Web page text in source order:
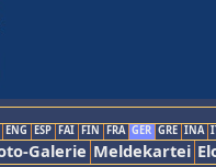
ENG ESP FAI FIN FRA GER GRE INA
Galerie Meldekartei